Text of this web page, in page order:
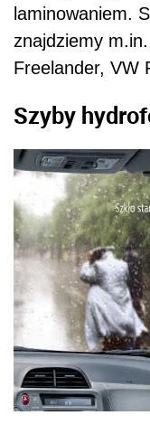
laminowaniem.
znajdziemy
Freelander, VW
Szyby